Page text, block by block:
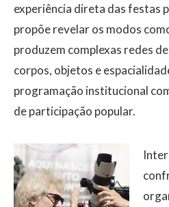
experiência direta das festas
propõe revelar os modos
produzem complexas redes
corpos, objetos e
programação institucional
de participação popular.